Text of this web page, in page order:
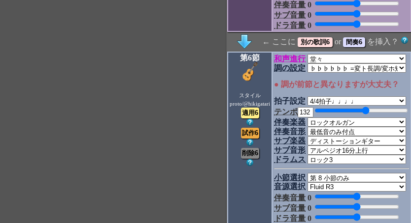
伴奏音量 0
サブ音量 0
ドラ音量 0
← ここに or
を挿入？
第6節
スタイル
proto/@hikigatari
和声進行
調の設定
● 調が前節と異なりますが大丈夫？
拍子設定
テンポ
伴奏楽器
伴奏音形
サブ楽器
サブ音形
ドラムス
小節選択
音源選択
伴奏音量 0
サブ音量 0
ドラ音量 0